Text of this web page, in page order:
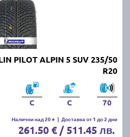
PILOT ALPIN 5 SUV 235/50
R20
C C 70
Налични над 20 + | Доставка от 1 до 2 дни
261.50 € / 511.45 лв.